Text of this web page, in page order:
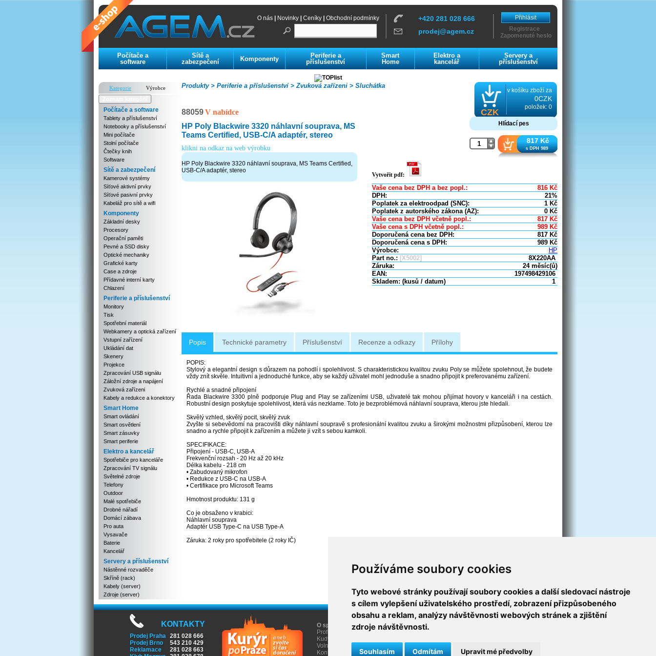
Používáme soubory cookies
Tyto webové stránky používají soubory cookies a další sledovací nástroje
s cílem vylepšení uživatelského prostředí, zobrazení přizpůsobeného
obsahu a reklam, analýzy návštěvnosti webových stránek a zjištění
zdroje návštěvnosti.
Souhlasím Odmítám Upravit mé předvolby
O nás Novinky Ceníky Obchodní podmínky
+420 281 028 666
prodej@agem.cz
Přihlásit
Registrace
Zapomenuté heslo
Počítače a
software
Sítě a
zabezpečení
Komponenty
Periferie a
příslušenství
Smart
Home
Elektro a
kancelář
Servery a
příslušenství
Kategorie
Výrobce
Počítače a software
Tablety a příslušenství
Notebooky a příslušenství
Mini počítače
Stolní počítače
Čtečky knih
Software
Sítě a zabezpečení
Kamerové systémy
Síťové aktivní prvky
Síťové pasivní prvky
Kabeláž pro sítě a wifi
Komponenty
Základní desky
Procesory
Operační paměti
Pevné a SSD disky
Optické mechaniky
Grafické karty
Case a zdroje
Přídavné interní karty
Chlazení
Periferie a příslušenství
Monitory
Tisk
Spotřební materiál
Webkamery a optická zařízení
Vstupní zařízení
Ukládání dat
Skenery
Projekce
Zpracování USB signálu
Záložní zdroje a napájení
Zvuková zařízeni
Kabely a redukce a konektory
Smart Home
Smart ovládání
Smart osvětlení
Smart zásuvky
Smart periferie
Elektro a kancelář
Spotřebiče pro kanceláře
Zpracování TV signálu
Světelné zdroje
Telefony
Outdoor
Malé spotřebiče
Drobné nářadí
Domácí zábava
Pro auta
Vysavače
Baterie
Kancelář
Servery a příslušenství
Nástěnné rozvaděče
Skříně (rack)
Kabely (server)
Zdroje (server)
Sluchátka
Zvuková zařízeni >
Periferie a příslušenství >
Produkty >
CZK
v košíku zboží za
0CZK
položek: 0
88059V nabídce
HP Poly Blackwire 3320 náhlavní souprava, MS
Teams Certified, USB-C/A adaptér, stereo
klikni na odkaz na web výrobku
HP Poly Blackwire 3320 náhlavní souprava, MS Teams Certified,
USB-C/A adaptér, stereo
Hlídací pes
817 Kč
s DPH 989
Vytvořit pdf:
Vaše cena bez DPH a bez popl.: 816 Kč
DPH:
21%
Poplatek za elektroodpad (SNC):
1 Kč
Poplatek z autorského zákona (AZ):
0 Kč
Vaše cena bez DPH včetně popl.:
817 Kč
Vaše cena s DPH včetně popl.:
989 Kč
Doporučená cena bez DPH:
817 Kč
Doporučená cena s DPH:
989 Kč
Výrobce:
HP
Part no.: [X5002]
8X220AA
Záruka:
24 měsíc(ů)
EAN:
197498429106
Skladem: (kusů / datum)
1
Popis Technické parametry Příslušenství Recenze a odkazy Přílohy
POPIS:
Stylový a elegantní design s důrazem na pohodlí i spolehlivost. S charakteristickou kvalitou zvuku Poly se můžete spolehnout, že budete
vždy znít skvěle. Intuitivní a jednoduché funkce, aby se každý uživatel mohl jednoduše a snadno připojit k preferovanému zařízení.
Rychlé a snadné připojení
Řada Blackwire 3300 plně podporuje Plug and Play se zařízeními USB, uživatelé tak mohou přijímat hovory v kanceláři i na cestách.
Robustní design poskytuje spolehlivost, která vás nezklame. Toto je bezproblémová náhlavní souprava, kterou jste hledali.
Skvělý vzhled, skvělý pocit, skvělý zvuk
Zvyšte si sebevědomí na pracovišti díky náhlavní soupravě s profesionální kvalitou zvuku a širokými možnostmi přizpůsobení, kterou lze
snadno a rychle připojit k zařízením a můžete ji vzít s sebou kamkoli.
SPECIFIKACE:
Připojení - USB-C, USB-A
Frekvenční rozsah - 20 Hz až 20 kHz
Délka kabelu - 218 cm
• Zabudovaný mikrofon
• Redukce z USB-C na USB-A
• Certifikace pro Microsoft Teams
Hmotnost produktu: 131 g
Co je obsaženo v krabici:
Náhlavní souprava
Adaptér USB Type-C na USB Type-A
Záruka: 2 roky pro spotřebitele (2 roky IČ)
KONTAKTY
Prodej Praha 281 028 666
Prodej Brno
543 210 429
Reklamace
281 028 663
O společnosti
Profil firmy AGEM
Kudy k nám
Volná místa
Kontakty
O nákupu
Obchodní informace